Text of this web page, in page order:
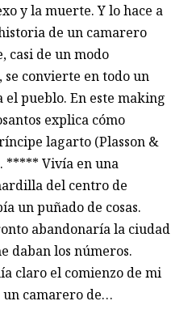
y la muerte. Y lo hace a
de un camarero
casi de un modo
convierte en todo un
el pueblo. En este making
explica cómo
lagarto (Plasson &
***** Vivía en una
del centro de
un puñado de cosas.
abandonaría la ciudad
daban los números.
claro el comienzo de mi
camarero de…